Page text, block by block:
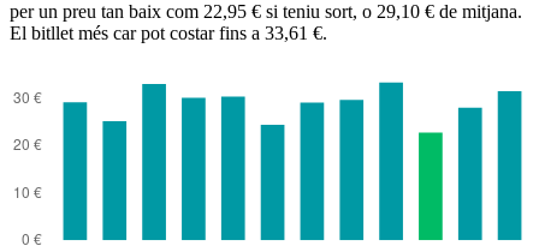
per un preu tan baix com 22,95 € si teniu sort, o 29,10 € de mitjana.
El bitllet més car pot costar fins a 33,61 €.